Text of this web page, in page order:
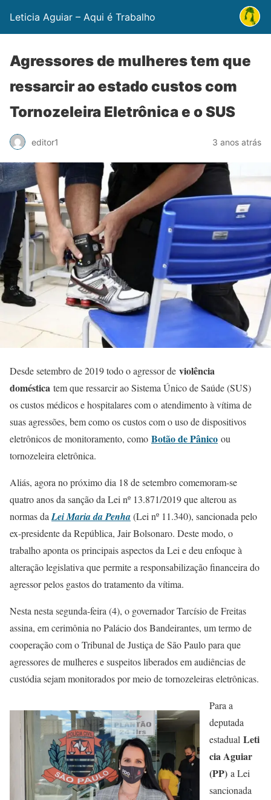
Leticia Aguiar – Aqui é Trabalho
Agressores de mulheres tem que
ressarcir ao estado custos com
Tornozeleira Eletrônica e o SUS
editor1 3 anos atrás
Desde setembro de 2019 todo o agressor de violência
doméstica tem que ressarcir ao Sistema Único de Saúde (SUS)
os custos médicos e hospitalares com o atendimento à vítima de
suas agressões, bem como os custos com o uso de dispositivos
eletrônicos de monitoramento, como Botão de Pânico ou
tornozeleira eletrônica.
Aliás, agora no próximo dia 18 de setembro comemoram-se
quatro anos da sanção da Lei nº 13.871/2019 que alterou as
normas daLei Maria da Penha(Lei nº 11.340), sancionada pelo
ex-presidente da República, Jair Bolsonaro. Deste modo, o
trabalho aponta os principais aspectos da Lei e deu enfoque à
alteração legislativa que permite a responsabilização financeira do
agressor pelos gastos do tratamento da vítima.
Nesta nesta segunda-feira (4), o governador Tarcísio de Freitas
assina, em cerimônia no Palácio dos Bandeirantes, um termo de
cooperação com o Tribunal de Justiça de São Paulo para que
agressores de mulheres e suspeitos liberados em audiências de
custódia sejam monitorados por meio de tornozeleiras eletrônicas.
Para a
deputada
estadual Leti
cia Aguiar
(PP) a Lei
sancionada